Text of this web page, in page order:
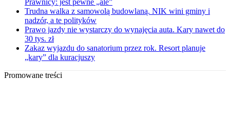
Prawnicy: jest pewne „ale”
Trudna walka z samowolą budowlaną. NIK wini gminy i
nadzór, a te polityków
Prawo jazdy nie wystarczy do wynajęcia auta. Kary nawet do
30 tys. zł
Zakaz wyjazdu do sanatorium przez rok. Resort planuje
„kary” dla kuracjuszy
Promowane treści